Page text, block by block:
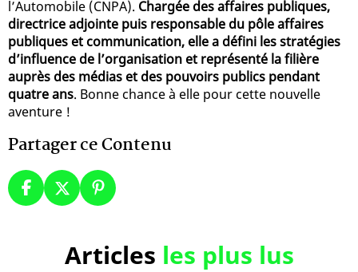
l’Automobile (CNPA). Chargée des affaires publiques,
directrice adjointe puis responsable du pôle affaires
publiques et communication, elle a défini les stratégies
d’influence de l’organisation et représenté la filière
auprès des médias et des pouvoirs publics pendant
quatre ans. Bonne chance à elle pour cette nouvelle
aventure !
Partager ce Contenu
Articles les plus lus